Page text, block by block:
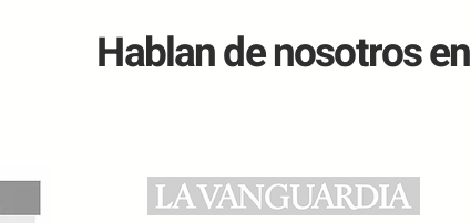
Reparaciones que todo
Hablan de nosotros en